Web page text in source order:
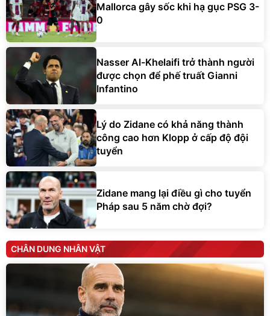
Mallorca gây sốc khi hạ gục PSG 3-
0
Nasser Al-Khelaifi trở thành người
được chọn để phế truất Gianni
Infantino
Lý do Zidane có khả năng thành
công cao hơn Klopp ở cấp độ đội
tuyển
Zidane mang lại điều gì cho tuyển
Pháp sau 5 năm chờ đợi?
CHÂN DUNG NHÂN VẬT